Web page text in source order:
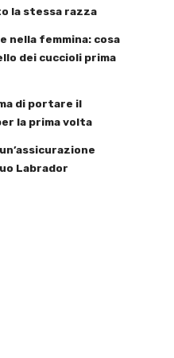
la stessa razza
nella femmina: cosa
dei cuccioli prima
di portare il
la prima volta
Labrador